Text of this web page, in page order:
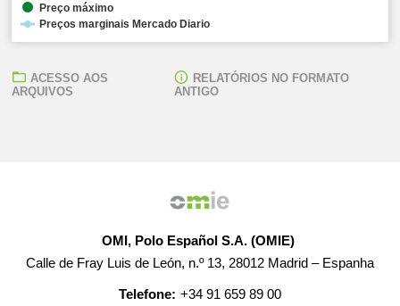
Preço máximo
Preços marginais Mercado Diario
ACESSO AOS
ARQUIVOS
RELATÓRIOS NO FORMATO
ANTIGO
OMI, Polo Español S.A. (OMIE)
Calle de Fray Luis de León, n.º 13, 28012 Madrid – Espanha
Telefone: +34 91 659 89 00